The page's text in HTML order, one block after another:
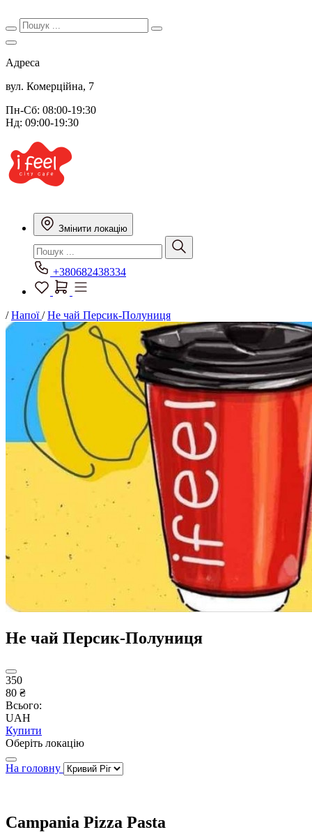
Адреса
вул. Комерційна, 7
Пн-Сб: 08:00-19:30
Нд: 09:00-19:30
Змінити локацію
+380682438334
/Напої/Не чай Персик-Полуниця
Не чай Персик-Полуниця
350
80 ₴
Всього:
UAH
Купити
Оберіть локацію
На головну
Campania Pizza Pasta